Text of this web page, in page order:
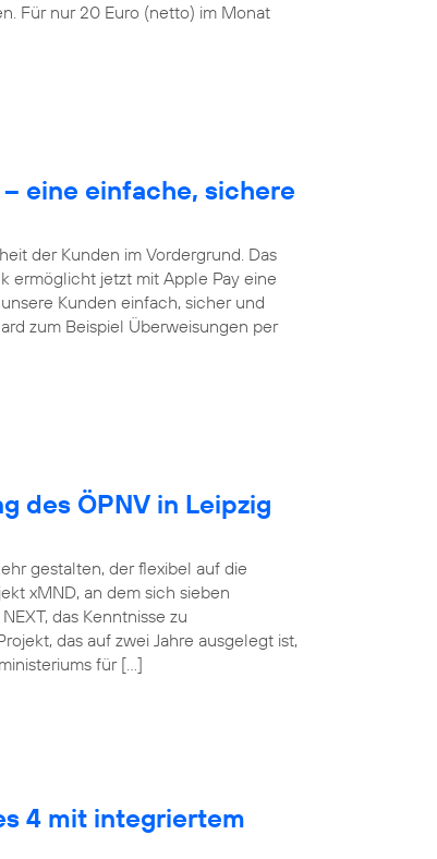
Für nur 20 Euro (netto) im Monat
eine einfache, sichere
der Kunden im Vordergrund. Das
ermöglicht jetzt mit Apple Pay eine
Kunden einfach, sicher und
zum Beispiel Überweisungen per
des ÖPNV in Leipzig
gestalten, der flexibel auf die
xMND, an dem sich sieben
das Kenntnisse zu
das auf zwei Jahre ausgelegt ist,
für […]
4 mit integriertem